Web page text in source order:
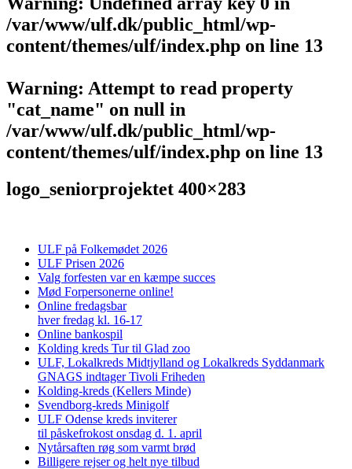
/var/www/ulf.dk/public_html/wp-
content/themes/ulf/index.php on line 13
Warning: Attempt to read property
"cat_name" on null in
/var/www/ulf.dk/public_html/wp-
content/themes/ulf/index.php on line 13
logo_seniorprojektet 400×283
ULF på Folkemødet 2026
ULF Prisen 2026
Valg forfesten var en kæmpe succes
Mød Forpersonerne online!
Online fredagsbar
hver fredag kl. 16-17
Online bankospil
Kolding kreds Tur til Glad zoo
ULF, Lokalkreds Midtjylland og Lokalkreds Syddanmark
GNAGS indtager Tivoli Friheden
Kolding-kreds (Kellers Minde)
Svendborg-kreds Minigolf
ULF Odense kreds inviterer
til påskefrokost onsdag d. 1. april
Nytårsaften røg som varmt brød
Billigere rejser og helt nye tilbud